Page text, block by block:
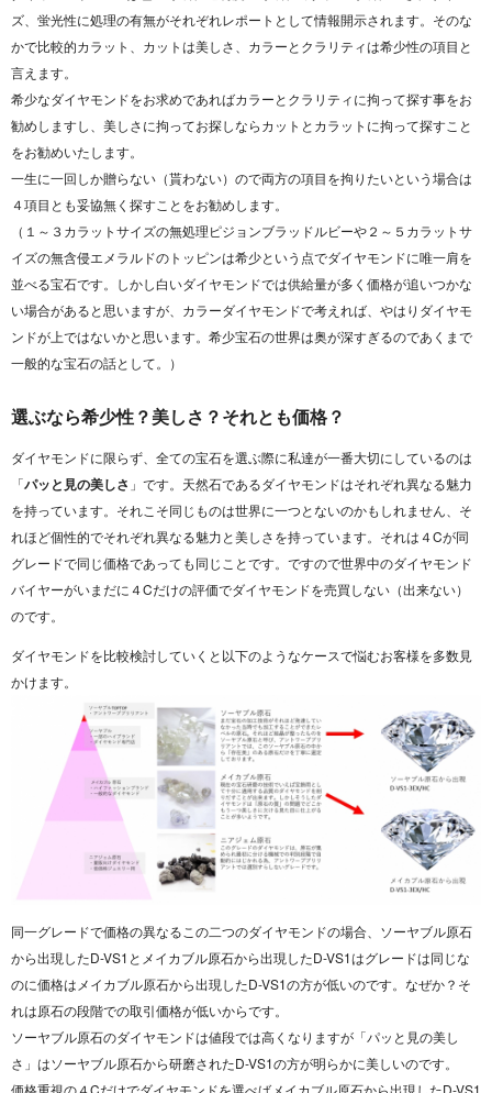
ズ、蛍光性に処理の有無がそれぞれレポートとして情報開示されます。そのな
かで比較的カラット、カットは美しさ、カラーとクラリティは希少性の項目と
言えます。
希少なダイヤモンドをお求めであればカラーとクラリティに拘って探す事をお
勧めしますし、美しさに拘ってお探しならカットとカラットに拘って探すこと
をお勧めいたします。
一生に一回しか贈らない（貰わない）ので両方の項目を拘りたいという場合は
４項目とも妥協無く探すことをお勧めします。
（１～３カラットサイズの無処理ピジョンブラッドルビーや２～５カラットサ
イズの無含侵エメラルドのトッピンは希少という点でダイヤモンドに唯一肩を
並べる宝石です。しかし白いダイヤモンドでは供給量が多く価格が追いつかな
い場合があると思いますが、カラーダイヤモンドで考えれば、やはりダイヤモ
ンドが上ではないかと思います。希少宝石の世界は奥が深すぎるのであくまで
一般的な宝石の話として。）
選ぶなら希少性？美しさ？それとも価格？
ダイヤモンドに限らず、全ての宝石を選ぶ際に私達が一番大切にしているのは
「パッと見の美しさ 」です。天然石であるダイヤモンドはそれぞれ異なる魅力
を持っています。それこそ同じものは世界に一つとないのかもしれません、そ
れほど個性的でそれぞれ異なる魅力と美しさを持っています。それは４Cが同
グレードで同じ価格であっても同じことです。ですので世界中のダイヤモンド
バイヤーがいまだに４Cだけの評価でダイヤモンドを売買しない（出来ない）
のです。
ダイヤモンドを比較検討していくと以下のようなケースで悩むお客様を多数見
かけます。
同一グレードで価格の異なるこの二つのダイヤモンドの場合、ソーヤブル原石
から出現したD-VS1とメイカブル原石から出現したD-VS1はグレードは同じな
のに価格はメイカブル原石から出現したD-VS1の方が低いのです。なぜか？そ
れは原石の段階での取引価格が低いからです。
ソーヤブル原石のダイヤモンドは値段では高くなりますが「パッと見の美し
さ」はソーヤブル原石から研磨されたD-VS1の方が明らかに美しいのです。
価格重視の４Cだけでダイヤモンドを選べばメイカブル原石から出現したD-VS1